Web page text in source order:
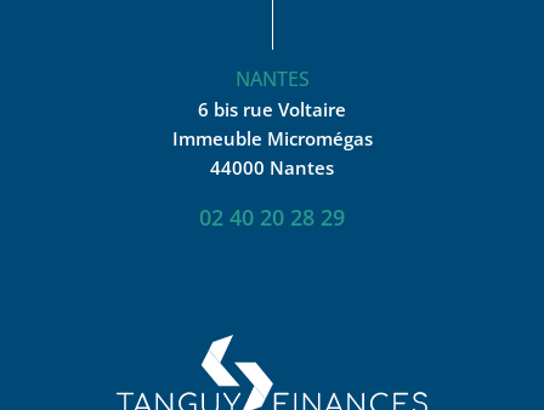
NANTES
6 bis rue Voltaire
Immeuble Micromégas
44000 Nantes
02 40 20 28 29